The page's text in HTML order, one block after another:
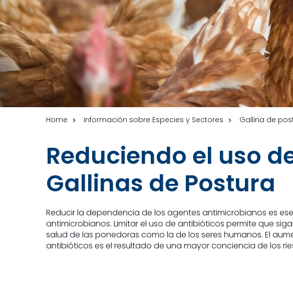
Home Información sobre Especies y Sectores Gallina de
Reduciendo el uso
Gallinas de Postura
Reducir la dependencia de los agentes antimicrobianos es
antimicrobianos. Limitar el uso de antibióticos permite que
salud de las ponedoras como la de los seres humanos. El
antibióticos es el resultado de una mayor conciencia de los